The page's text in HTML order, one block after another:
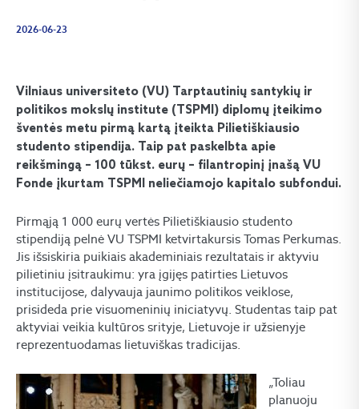
2026-06-23
Vilniaus universiteto (VU) Tarptautinių santykių ir
politikos mokslų institute (TSPMI) diplomų įteikimo
šventės metu pirmą kartą įteikta Pilietiškiausio
studento stipendija. Taip pat paskelbta apie
reikšmingą – 100 tūkst. eurų – filantropinį įnašą VU
Fonde įkurtam TSPMI neliečiamojo kapitalo subfondui.
Pirmąją 1 000 eurų vertės Pilietiškiausio studento
stipendiją pelnė VU TSPMI ketvirtakursis Tomas Perkumas.
Jis išsiskiria puikiais akademiniais rezultatais ir aktyviu
pilietiniu įsitraukimu: yra įgijęs patirties Lietuvos
institucijose, dalyvauja jaunimo politikos veiklose,
prisideda prie visuomeninių iniciatyvų. Studentas taip pat
aktyviai veikia kultūros srityje, Lietuvoje ir užsienyje
reprezentuodamas lietuviškas tradicijas.
„Toliau
planuoju